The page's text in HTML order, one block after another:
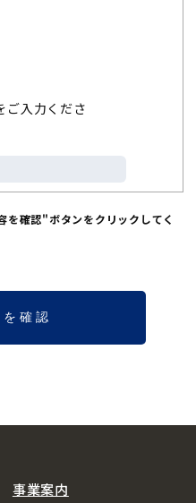
ご入力くださ
を確認"ボタンをクリックしてく
事業案内